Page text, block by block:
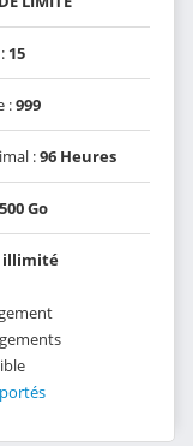
15
:999
:96 Heures
500 Go
illimité